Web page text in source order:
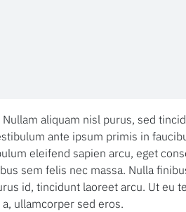
aliquam nisl purus, sed
ante ipsum primis in
eleifend sapien arcu, eget
sem felis nec massa. Nulla
id, tincidunt laoreet arcu. Ut eu
ullamcorper sed eros.